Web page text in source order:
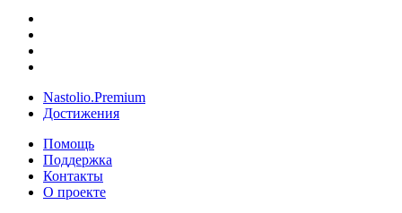
Nastolio.Premium
Достижения
Помощь
Поддержка
Контакты
О проекте